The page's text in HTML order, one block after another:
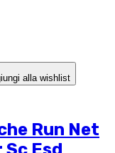
alla wishlist
Run Net